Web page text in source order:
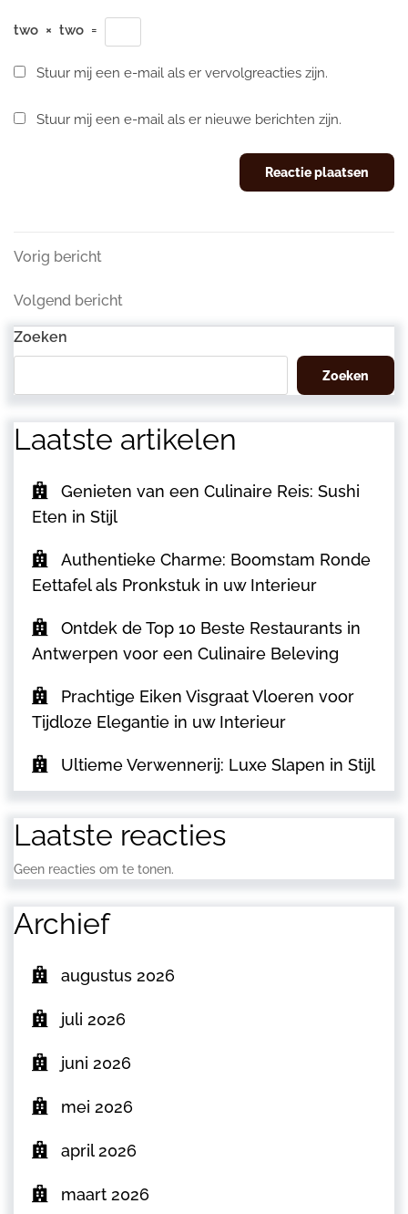
two × two =
Stuur mij een e-mail als er vervolgreacties zijn.
Stuur mij een e-mail als er nieuwe berichten zijn.
Berichtnavigatie
Vorig
Vorig bericht
Volgend
bericht
Volgend bericht
Zoeken
Zoeken
Laatste artikelen
Genieten van een Culinaire Reis: Sushi
Eten in Stijl
Authentieke Charme: Boomstam Ronde
Eettafel als Pronkstuk in uw Interieur
Ontdek de Top 10 Beste Restaurants in
Antwerpen voor een Culinaire Beleving
Prachtige Eiken Visgraat Vloeren voor
Tijdloze Elegantie in uw Interieur
Ultieme Verwennerij: Luxe Slapen in Stijl
Laatste reacties
Geen reacties om te tonen.
Archief
augustus 2026
juli 2026
juni 2026
mei 2026
april 2026
maart 2026